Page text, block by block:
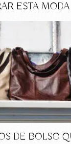
ESTA
DE BOLSO